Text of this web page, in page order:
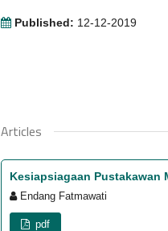
Published: 12-12-2019
Articles
Kesiapsiagaan Pustakawan
Endang Fatmawati
pdf